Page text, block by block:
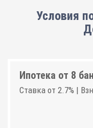
Условия
Ипотека от 8
Ставка от 2.7% |